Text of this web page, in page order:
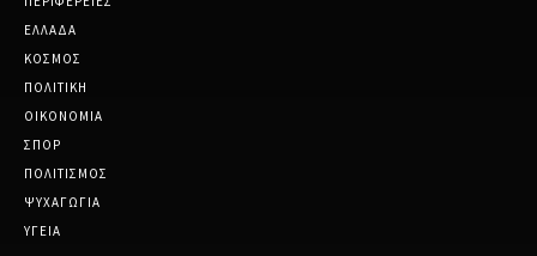
ΕΛΛΑΔΑ
ΚΟΣΜΟΣ
ΠΟΛΙΤΙΚΗ
ΟΙΚΟΝΟΜΙΑ
ΣΠΟΡ
ΠΟΛΙΤΙΣΜΟΣ
ΨΥΧΑΓΩΓΙΑ
ΥΓΕΙΑ